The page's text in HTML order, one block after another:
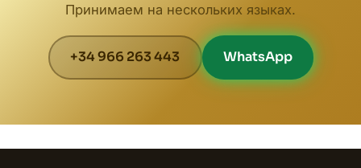
Принимаем на нескольких языках.
+34 966 263 443 WhatsApp